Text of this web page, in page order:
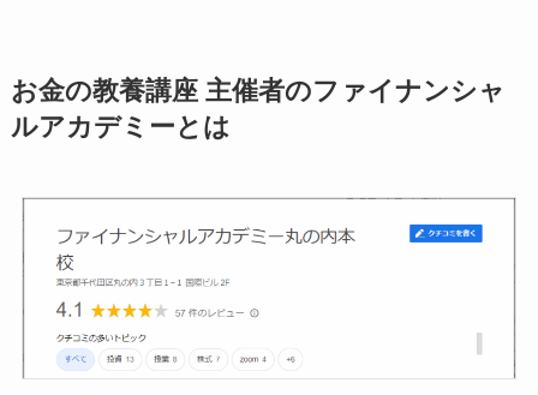
お金の教養講座 主催者のファイナンシャ
ルアカデミーとは